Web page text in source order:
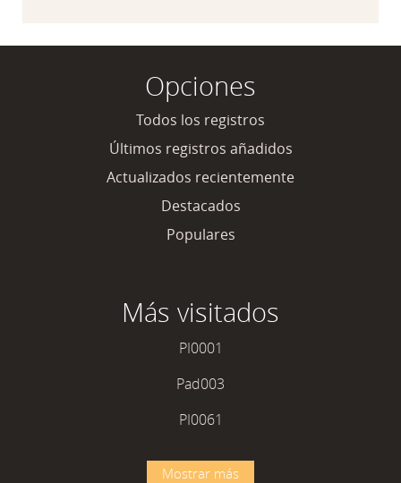
Opciones
Todos los registros
Últimos registros añadidos
Actualizados recientemente
Destacados
Populares
Más visitados
PI0001
Pad003
PI0061
Mostrar más